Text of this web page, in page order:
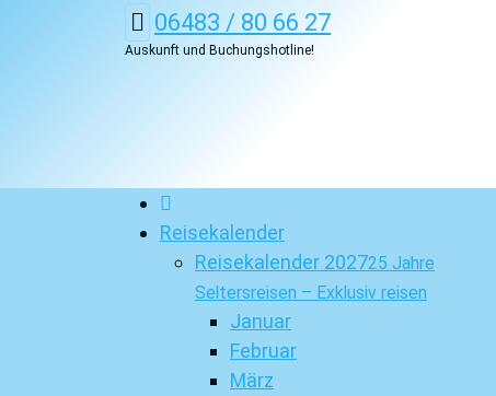
06483 / 80 66 27
Auskunft und Buchungshotline!
Reisekalender
Reisekalender 202725 Jahre
Seltersreisen – Exklusiv reisen
Januar
Februar
März